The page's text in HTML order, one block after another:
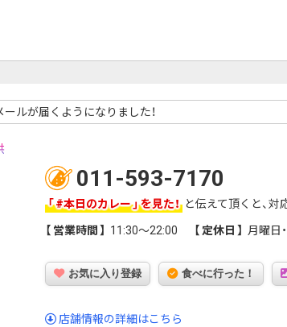
ルが届くようになりました！
011-593-7170
#本日のカレー を見た！ と伝えて頂くと、対
営業時間 11:30～22:00 定休日 月曜日
お気に入り登録 食べに行った！
店舗情報の詳細はこちら